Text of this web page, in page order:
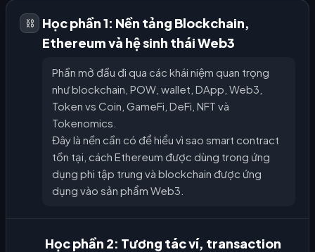
⛓️
Học phần 1: Nền tảng Blockchain,
Ethereum và hệ sinh thái Web3
Phần mở đầu đi qua các khái niệm quan trọng
như blockchain, POW, wallet, DApp, Web3,
Token vs Coin, GameFi, DeFi, NFT và
Tokenomics.
Đây là nền cần có để hiểu vì sao smart contract
tồn tại, cách Ethereum được dùng trong ứng
dụng phi tập trung và blockchain được ứng
dụng vào sản phẩm Web3.
Học phần 2: Tương tác ví, transaction